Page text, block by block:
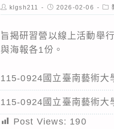
Post
author:
klgsh211
Post
published:
2026-02-06
旨揭研習營以線上活動舉
與海報各1份。
115-0924國立臺南藝術大
115-0924國立臺南藝術大
Post Views: 190